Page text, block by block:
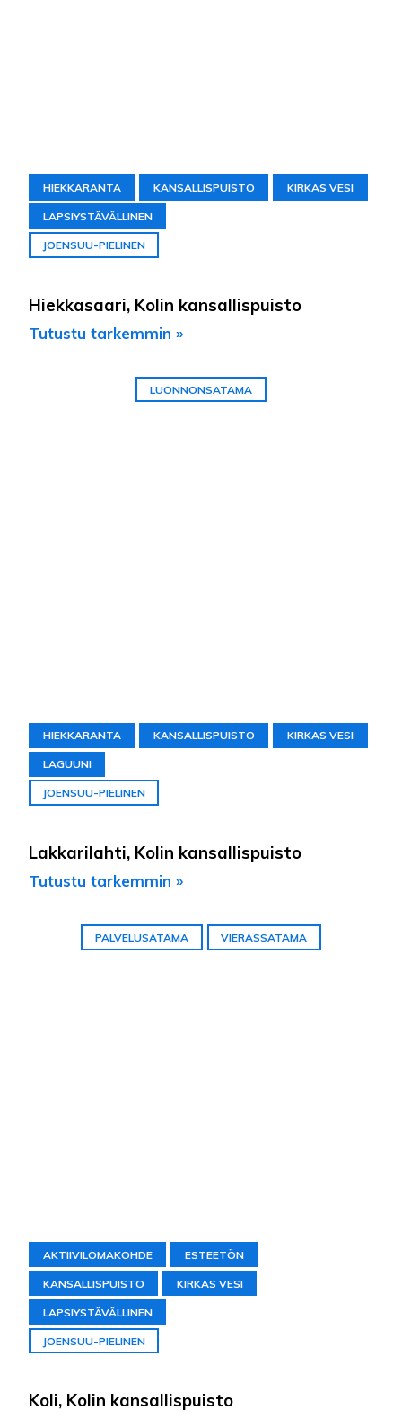
HIEKKARANTA KANSALLISPUISTO KIRKAS VESI
LAPSIYSTÄVÄLLINEN
JOENSUU-PIELINEN
Hiekkasaari, Kolin kansallispuisto
Tutustu tarkemmin »
LUONNONSATAMA
HIEKKARANTA KANSALLISPUISTO KIRKAS VESI
LAGUUNI
JOENSUU-PIELINEN
Lakkarilahti, Kolin kansallispuisto
Tutustu tarkemmin »
PALVELUSATAMA VIERASSATAMA
AKTIIVILOMAKOHDE ESTEETÖN
KANSALLISPUISTO KIRKAS VESI
LAPSIYSTÄVÄLLINEN
JOENSUU-PIELINEN
Koli, Kolin kansallispuisto